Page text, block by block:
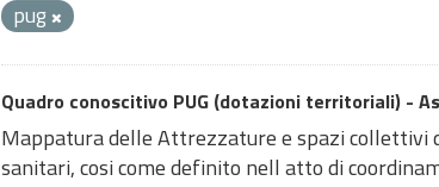
pug
Quadro conoscitivo PUG (dotazioni territoriali) -
Mappatura delle Attrezzature e spazi collettivi
sanitari, cosi come definito nell atto di